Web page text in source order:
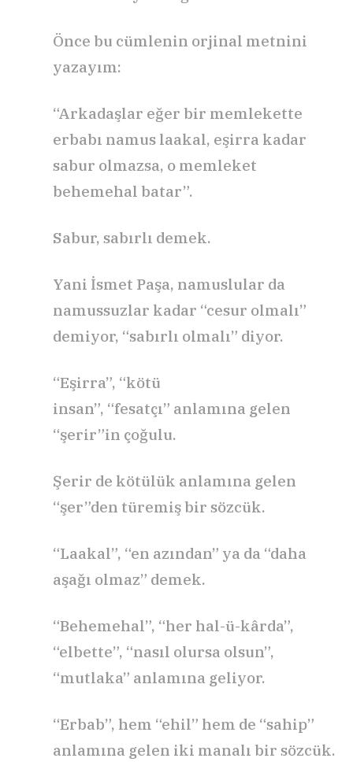
Önce bu cümlenin orjinal metnini
yazayım:
“Arkadaşlar eğer bir memlekette
erbabı namus laakal, eşirra kadar
sabur olmazsa, o memleket
behemehal batar”.
Sabur, sabırlı demek.
Yani İsmet Paşa, namuslular da
namussuzlar kadar “cesur olmalı”
demiyor, “sabırlı olmalı” diyor.
“Eşirra”, “kötü
insan”, “fesatçı” anlamına gelen
“şerir”in çoğulu.
Şerir de kötülük anlamına gelen
“şer”den türemiş bir sözcük.
“Laakal”, “en azından” ya da “daha
aşağı olmaz” demek.
“Behemehal”, “her hal-ü-kârda”,
“elbette”, “nasıl olursa olsun”,
“mutlaka” anlamına geliyor.
“Erbab”, hem “ehil” hem de “sahip”
anlamına gelen iki manalı bir sözcük.